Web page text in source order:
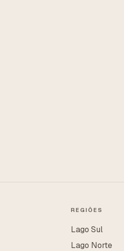
REGIÕES
Lago Sul
Lago Norte